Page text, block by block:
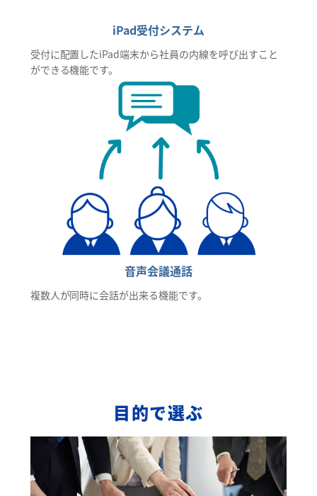
iPad受付システム
受付に配置したiPad端末から社員の内線を呼び出すこと
ができる機能です。
音声会議通話
複数人が同時に会話が出来る機能です。
目的で選ぶ